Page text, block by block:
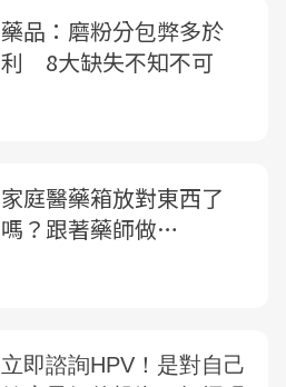
藥品：磨粉分包弊多於
利 8大缺失不知不可
家庭醫藥箱放對東西了
嗎？跟著藥師做…